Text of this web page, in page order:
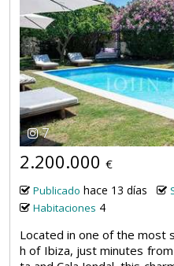
7
2.200.000 €
Publicado hace 13 días
Habitaciones 4
Located in one of the most
h of Ibiza, just minutes